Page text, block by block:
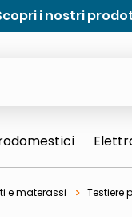
i nostri
e materassi Testiere